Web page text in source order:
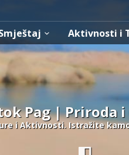
Aktivnosti i
Pag | Priroda
i Aktivnosti. Istražite